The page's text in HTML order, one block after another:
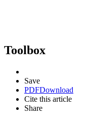
Toolbox
Save
PDFDownload
Cite this article
Share